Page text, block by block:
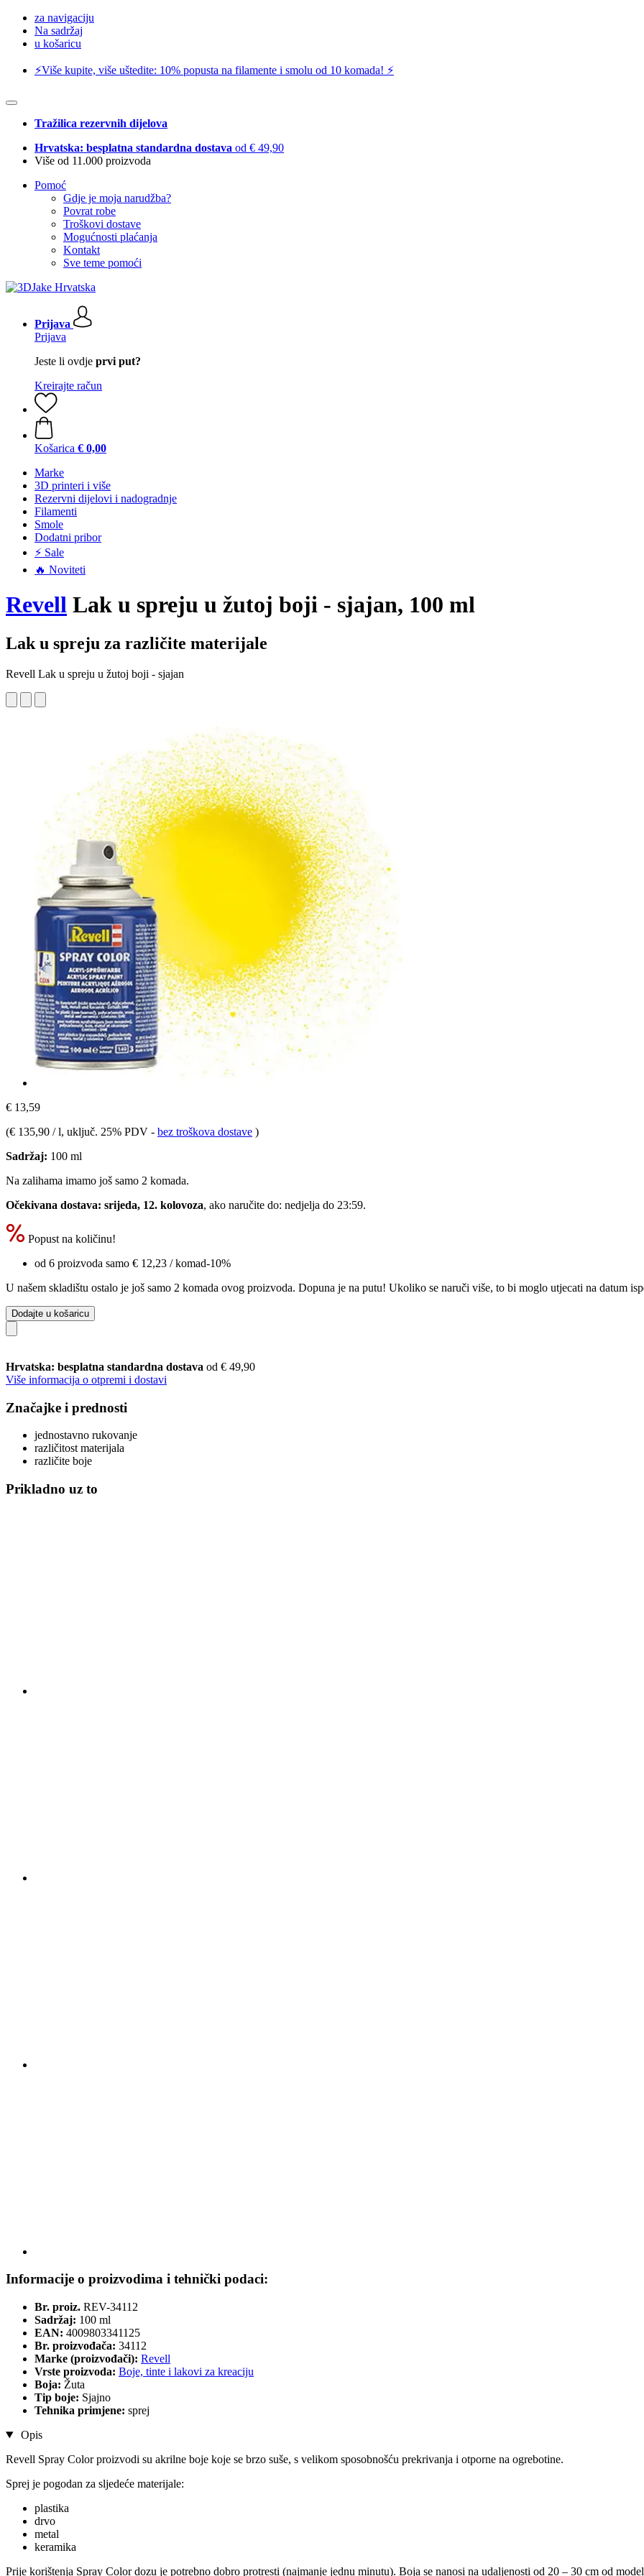
za navigaciju
Na sadržaj
u košaricu
⚡️Više kupite, više uštedite: 10% popusta na filamente i smolu od 10 komada! ⚡️
Tražilica rezervnih dijelova
Hrvatska: besplatna standardna dostava od € 49,90
Više od 11.000 proizvoda
Pomoć
Gdje je moja narudžba?
Povrat robe
Troškovi dostave
Mogućnosti plaćanja
Kontakt
Sve teme pomoći
Prijava
Prijava
Jeste li ovdje prvi put?
Kreirajte račun
Košarica € 0,00
Marke
3D printeri i više
Rezervni dijelovi i nadogradnje
Filamenti
Smole
Dodatni pribor
⚡ Sale
🔥 Noviteti
Revell Lak u spreju u žutoj boji - sjajan, 100 ml
Lak u spreju za različite materijale
Revell Lak u spreju u žutoj boji - sjajan
€ 13,59
(€ 135,90 / l, uključ. 25% PDV - bez troškova dostave )
Sadržaj: 100 ml
Na zalihama imamo još samo 2 komada.
Očekivana dostava: srijeda, 12. kolovoza, ako naručite do: nedjelja do 23:59.
Popust na količinu!
od 6 proizvoda samo € 12,23 / komad-10%
U našem skladištu ostalo je još samo 2 komada ovog proizvoda. Dopuna je na putu! Ukoliko se naruči više, to bi moglo utjecati na datum
Dodajte u košaricu
Hrvatska: besplatna standardna dostava od € 49,90
Više informacija o otpremi i dostavi
Značajke i prednosti
jednostavno rukovanje
različitost materijala
različite boje
Prikladno uz to
Informacije o proizvodima i tehnički podaci:
Br. proiz. REV-34112
Sadržaj: 100 ml
EAN: 4009803341125
Br. proizvođača: 34112
Marke (proizvođači): Revell
Vrste proizvoda: Boje, tinte i lakovi za kreaciju
Boja: Žuta
Tip boje: Sjajno
Tehnika primjene: sprej
Opis
Revell Spray Color proizvodi su akrilne boje koje se brzo suše, s velikom sposobnošću prekrivanja i otporne na ogrebotine.
Sprej je pogodan za sljedeće materijale:
plastika
drvo
metal
keramika
Prije korištenja Spray Color dozu je potrebno dobro protresti (najmanje jednu minutu). Boja se nanosi na udaljenosti od 20 – 30 cm od